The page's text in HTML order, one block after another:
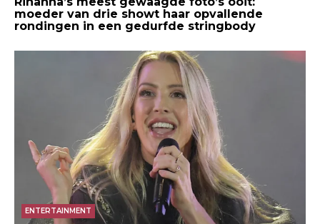
moeder van drie showt haar opvallende
rondingen in een gedurfde stringbody
ENTERTAINMENT